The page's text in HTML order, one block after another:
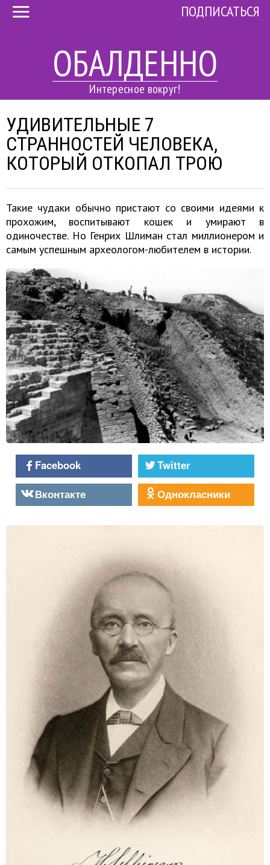
ОБАЛДЕННО
Интересное вокруг!
ПОДПИСАТЬСЯ
УДИВИТЕЛЬНЫЕ 7
СТРАННОСТЕЙ ЧЕЛОВЕКА,
КОТОРЫЙ ОТКОПАЛ ТРОЮ
Такие чудаки обычно пристают со своими идеями к
прохожим, воспитывают кошек и умирают в
одиночестве. Но Генрих Шлиман стал миллионером и
самым успешным археологом-любителем в истории.
Facebook
Twitter
Вконтакте
Однокласники